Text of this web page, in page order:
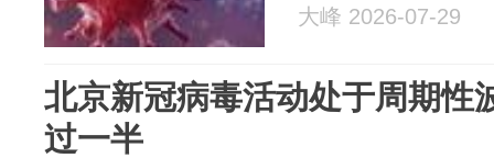
大峰 2026-07-29
北京新冠病毒活动处于周期性
过一半